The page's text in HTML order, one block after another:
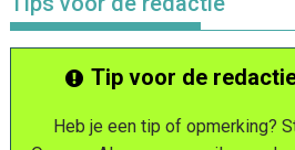
Tip voor de
Heb je een tip of opmerking?